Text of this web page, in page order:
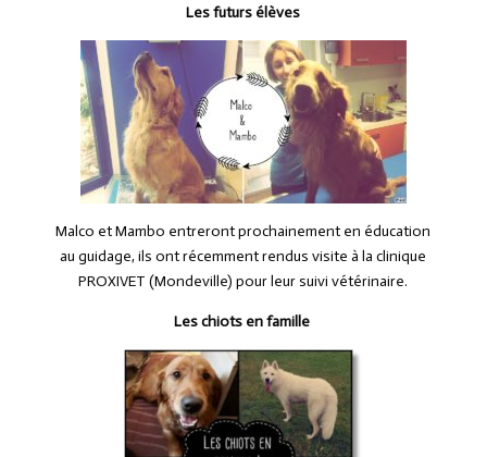
Les futurs élèves
Malco et Mambo entreront prochainement en éducation
au guidage, ils ont récemment rendus visite à la clinique
PROXIVET (Mondeville) pour leur suivi vétérinaire.
Les chiots en famille